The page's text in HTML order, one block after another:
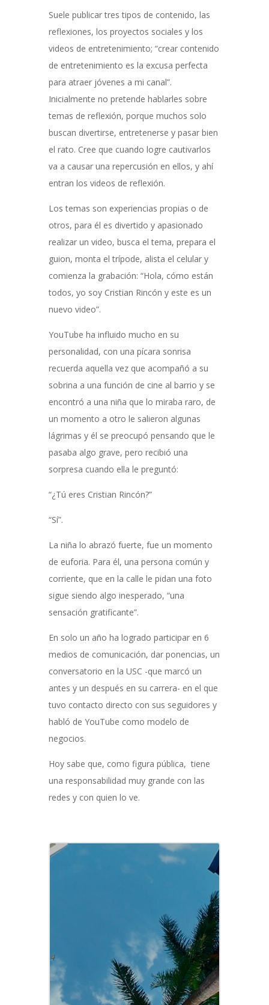
Suele publicar tres tipos de contenido, las
reflexiones, los proyectos sociales y los
videos de entretenimiento; “crear contenido
de entretenimiento es la excusa perfecta
para atraer jóvenes a mi canal”.
Inicialmente no pretende hablarles sobre
temas de reflexión, porque muchos solo
buscan divertirse, entretenerse y pasar bien
el rato. Cree que cuando logre cautivarlos
va a causar una repercusión en ellos, y ahí
entran los videos de reflexión.
Los temas son experiencias propias o de
otros, para él es divertido y apasionado
realizar un video, busca el tema, prepara el
guion, monta el trípode, alista el celular y
comienza la grabación: “Hola, cómo están
todos, yo soy Cristian Rincón y este es un
nuevo video”.
YouTube ha influido mucho en su
personalidad, con una pícara sonrisa
recuerda aquella vez que acompañó a su
sobrina a una función de cine al barrio y se
encontró a una niña que lo miraba raro, de
un momento a otro le salieron algunas
lágrimas y él se preocupó pensando que le
pasaba algo grave, pero recibió una
sorpresa cuando ella le preguntó:
“¿Tú eres Cristian Rincón?”
“Sí”.
La niña lo abrazó fuerte, fue un momento
de euforia. Para él, una persona común y
corriente, que en la calle le pidan una foto
sigue siendo algo inesperado, “una
sensación gratificante”.
En solo un año ha logrado participar en 6
medios de comunicación, dar ponencias, un
conversatorio en la USC -que marcó un
antes y un después en su carrera- en el que
tuvo contacto directo con sus seguidores y
habló de YouTube como modelo de
negocios.
Hoy sabe que, como figura pública, tiene
una responsabilidad muy grande con las
redes y con quien lo ve.